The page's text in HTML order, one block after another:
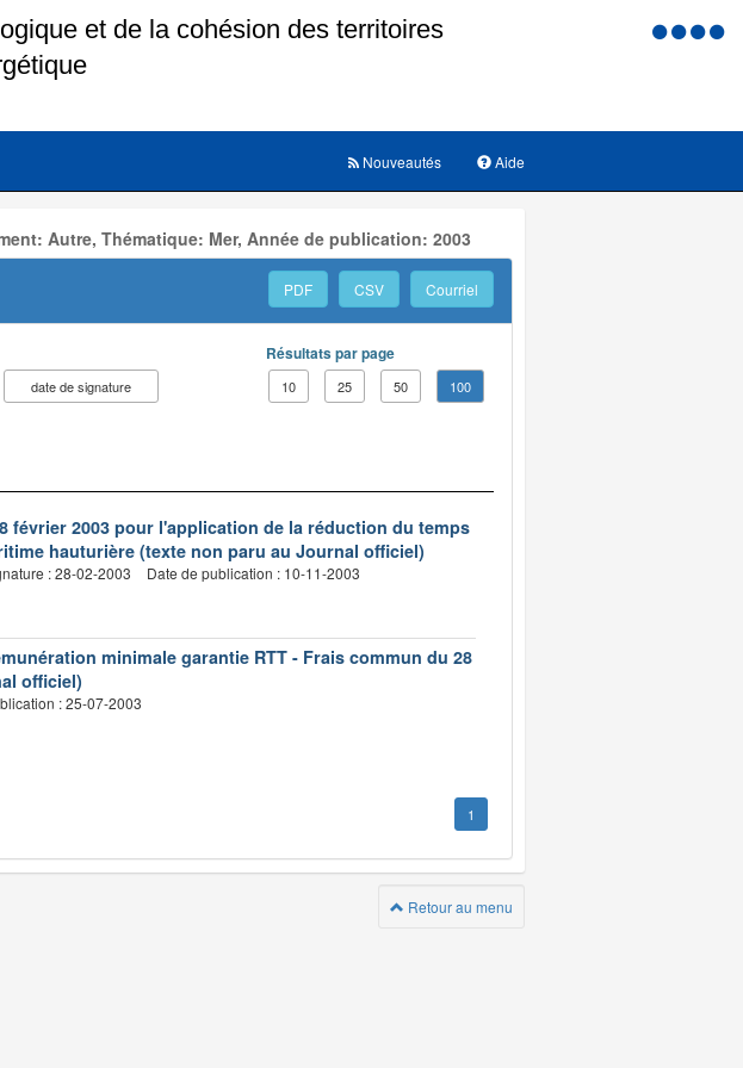
Menu
Aide
Nouveautés
Autre, Thématique: Mer, Année de publication: 2003
PDF CSV Courriel
date de signature
Résultats par page
10 25 50 100
février 2003 pour l'application de la réduction du temps
hauturière (texte non paru au Journal officiel)
: 28-02-2003 Date de publication : 10-11-2003
minimale garantie RTT - Frais commun du 28
officiel)
: 25-07-2003
1
Retour au menu